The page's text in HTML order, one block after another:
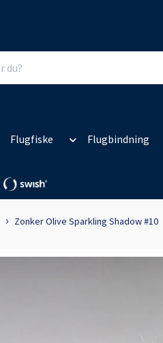
Flugfiske Flugbindning
Zonker Olive Sparkling Shadow #10